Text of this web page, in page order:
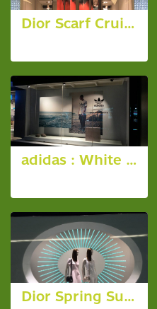
Dior Scarf Cruis Collection 2014
adidas : White Mountaineering Spring/Summer 2017
Dior Spring Summer 2015